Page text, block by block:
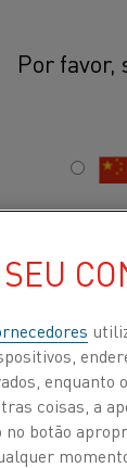
Por
elétricos
coisas, a
botão